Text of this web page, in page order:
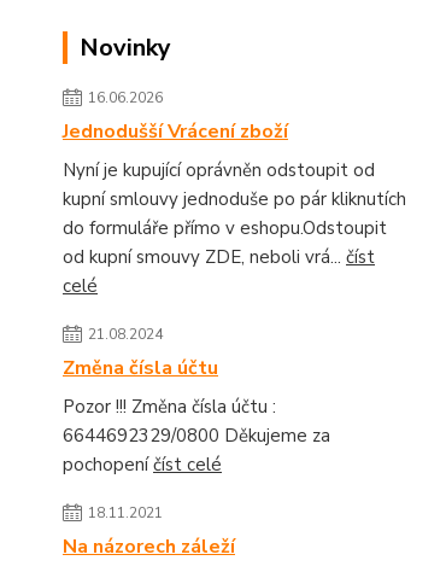
Novinky
16.06.2026
Jednodušší Vrácení zboží
Nyní je kupující oprávněn odstoupit od
kupní smlouvy jednoduše po pár kliknutích
do formuláře přímo v eshopu.Odstoupit
od kupní smouvy ZDE, neboli vrá... číst
celé
21.08.2024
Změna čísla účtu
Pozor !!! Změna čísla účtu :
6644692329/0800 Děkujeme za
pochopeníčíst celé
18.11.2021
Na názorech záleží